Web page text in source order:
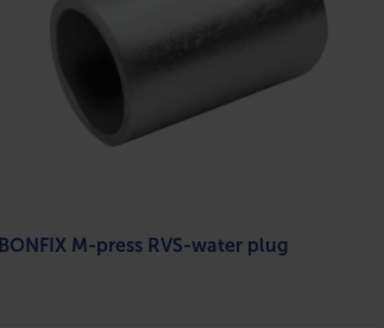
BONFIX M-press RVS-water plug